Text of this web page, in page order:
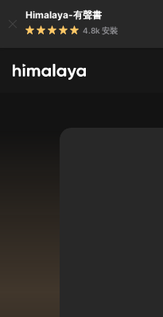
Himalaya-有聲書
4.8k 安裝